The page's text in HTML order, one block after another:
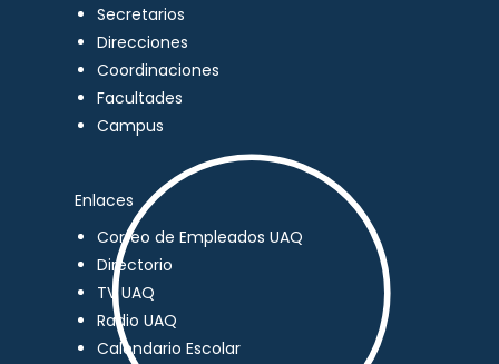
Secretarios
Direcciones
Coordinaciones
Facultades
Campus
Enlaces
Correo de Empleados UAQ
Directorio
TV UAQ
Radio UAQ
Calendario Escolar